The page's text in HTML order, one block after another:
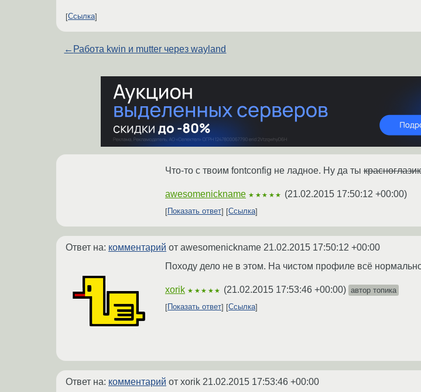
Ссылка
← Работа kwin и mutter через wayland
Что-то с твоим fontconfig не ладное. Ну да ты красноглазик
awesomenickname ★★★★★ (21.02.2015 17:50:12 +00:00)
Показать ответ Ссылка
Ответ на: комментарий от awesomenickname 21.02.2015 17:50:12 +00:00
Походу дело не в этом. На чистом профиле всё
xorik ★★★★★ (21.02.2015 17:53:46 +00:00) автор топика
Показать ответ
Ссылка
Ответ на: комментарий от xorik 21.02.2015 17:53:46 +00:00